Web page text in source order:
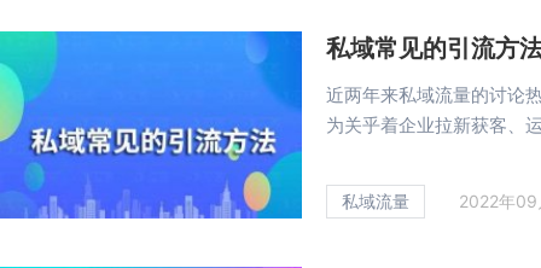
私域常见的引流方
近两年来私域流量的讨论
为关乎着企业拉新获客、
私域流量 2022年